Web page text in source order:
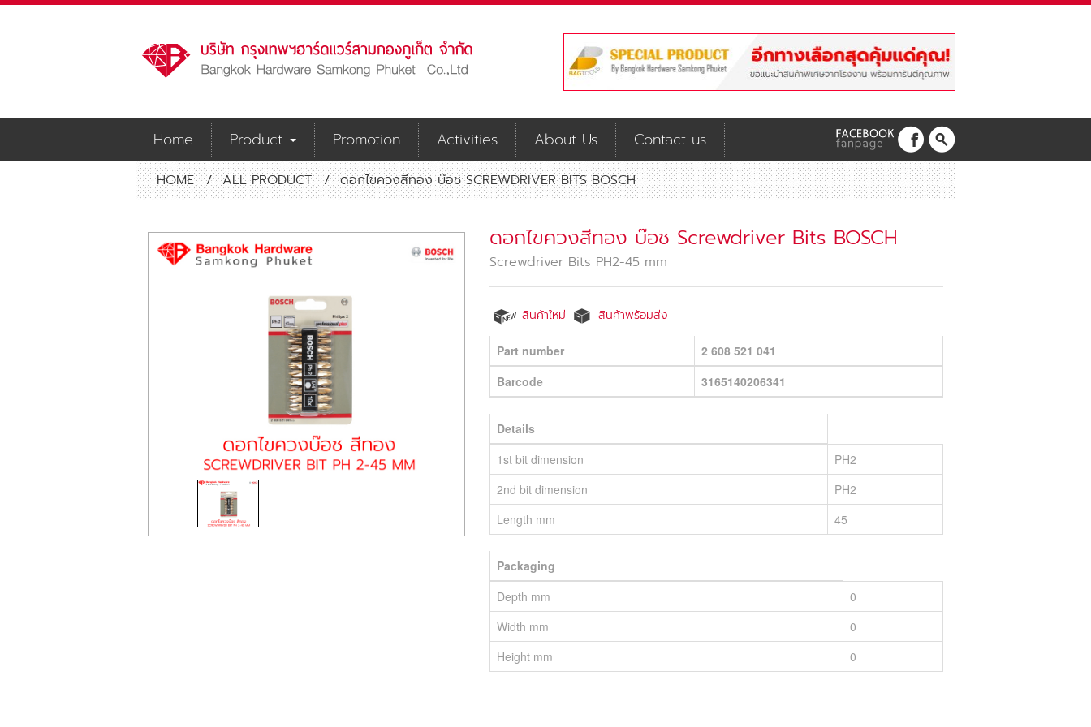
Home Product Promotion Activities About Us Contact us
HOME / ALL PRODUCT / ดอกไขควงสีทอง บ๊อช SCREWDRIVER BITS BOSCH
ดอกไขควงสีทอง บ๊อช Screwdriver Bits BOSCH
Screwdriver Bits PH2-45 mm
สินค้าใหม่ สินค้าพร้อมส่ง
Part number
2 608 521 041
Barcode
3165140206341
Details
1st bit dimension
PH2
2nd bit dimension
PH2
Length mm
45
Packaging
Depth mm
0
Width mm
0
Height mm
0